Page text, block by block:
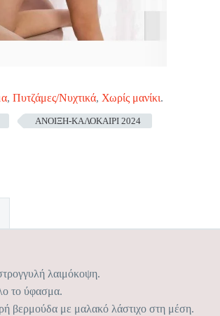
, Πυτζάμες/Νυχτικά, Χωρίς μανίκι.
ΑΝΟΙΞΗ-ΚΑΛΟΚΑΙΡΙ 2024
λαιμόκοψη.
το ύφασμα.
βερμούδα με μαλακό λάστιχο στη μέση.